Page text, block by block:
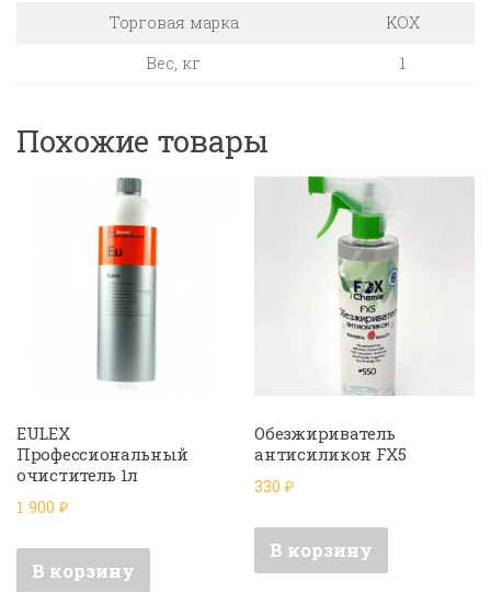
Торговая марка
KOX
Вес, кг
1
Похожие товары
EULEX
Профессиональный
очиститель 1л
1 900 ₽
В корзину
Обезжириватель
антисиликон FX5
330₽
В корзину